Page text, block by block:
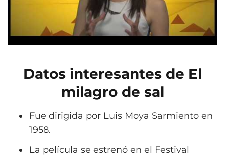
Datos interesantes de El
milagro de sal
Fue dirigida por Luis Moya Sarmiento en
1958.
La película se estrenó en el Festival